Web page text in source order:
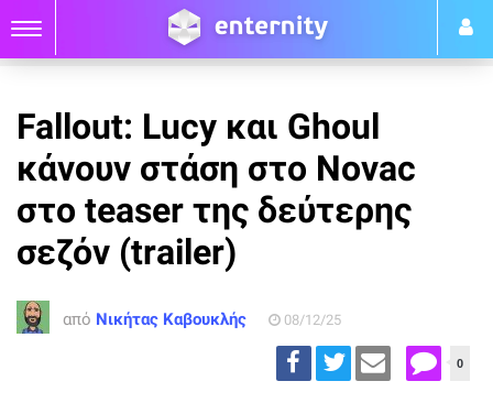
Fallout: Lucy και Ghoul
κάνουν στάση στο Novac
στο teaser της δεύτερης
σεζόν (trailer)
από Νικήτας Καβουκλής 08/12/25
0